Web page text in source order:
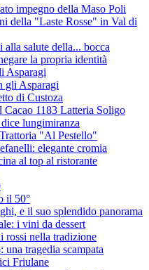
impegno della Maso Poli
della "Laste Rosse" in Val di
salute della... bocca
la propria identità
Asparagi
gli Asparagi
di Custoza
Cacao 1183 Latteria Soligo
lungimiranza
"Al Pestello"
elegante cromia
al top al ristorante
il 50°
e il suo splendido panorama
i vini da dessert
rossi nella tradizione
una tragedia scampata
Friulane